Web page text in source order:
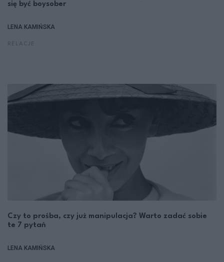
się być boysober
LENA KAMIŃSKA
Czy to prośba, czy już manipulacja? Warto zadać sobie
te 7 pytań
LENA KAMIŃSKA